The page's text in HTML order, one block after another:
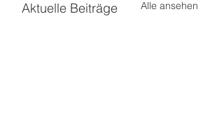
Aktuelle Beiträge Alle ansehen